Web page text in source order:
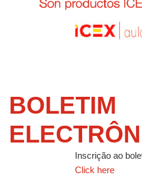
BOLETIM
Inscrição ao
Click here